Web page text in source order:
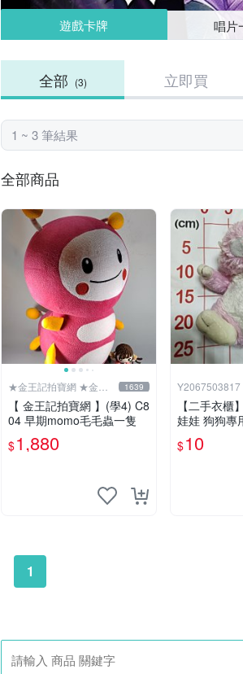
遊戲卡牌 唱片
全部 (3) 立即買
1 ~ 3 筆結果
全部商品
★金王記拍寶網 ★金王
記拍寶趣
1639
【 金王記拍寶網 】(學4) C8
04 早期momo毛毛蟲一隻
$1,880
Y2067503817
【二手衣櫃
娃娃 狗狗專
列 耐咬耐磨
熊寵物玩具
$10
1